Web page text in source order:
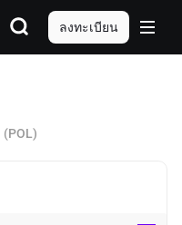
ลงทะเบียน
(POL)